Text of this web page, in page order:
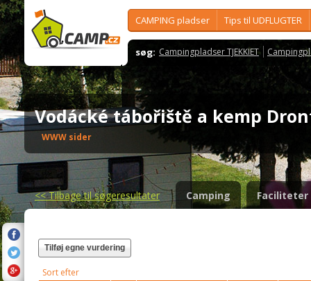
CAMPING pladser Tips til UDFLUGTER
søg: Campingpladser TJEKKIET
Vodácké tábořiště a kemp
WWW sider
<<Tilbage til søgeresultater Camping Faciliteter
Tilføj egne vurdering
Sort efter